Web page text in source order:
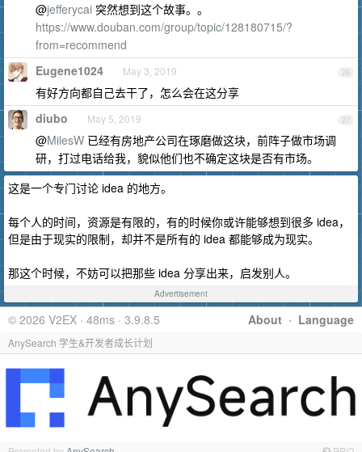
@jefferycai 突然想到这个故事。。
https://www.douban.com/group/topic/128180715/?
from=recommend
26
Eugene1024 May 3, 2019
有好方向都自己去干了，怎么会在这分享
27
diubo May 5, 2019
@MilesW 已经有房地产公司在琢磨做这块，前阵子做市场调
研，打过电话给我，貌似他们也不确定这块是否有市场。
这是一个专门讨论 idea 的地方。
每个人的时间，资源是有限的，有的时候你或许能够想到很多 idea，
但是由于现实的限制，却并不是所有的 idea 都能够成为现实。
那这个时候，不妨可以把那些 idea 分享出来，启发别人。
Advertisement
About · Language
© 2026 V2EX · 48ms · 3.9.8.5
AnySearch 学生&开发者成长计划